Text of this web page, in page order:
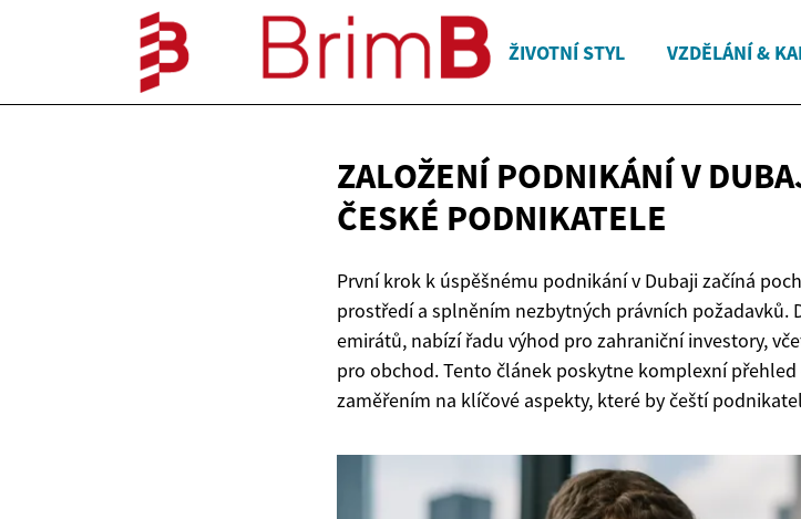
ŽIVOTNÍ STYL VZDĚLÁNÍ &
ZALOŽENÍ PODNIKÁNÍ V
ČESKÉ PODNIKATELE
První krok k úspěšnému podnikání v Dubaji začíná
prostředí a splněním nezbytných právních požadavků.
emirátů, nabízí řadu výhod pro zahraniční investory,
pro obchod. Tento článek poskytne komplexní
zaměřením na klíčové aspekty, které by čeští